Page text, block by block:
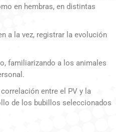
en hembras, en distintas
a la vez, registrar la evolución
familiarizando a los animales
entre el PV y la
de los bubillos seleccionados